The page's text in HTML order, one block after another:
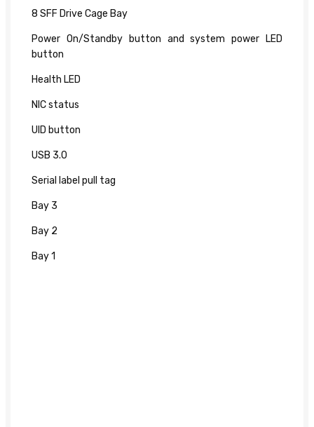
8 SFF Drive Cage Bay
Power On/Standby button and system power LED
button
Health LED
NIC status
UID button
USB 3.0
Serial label pull tag
Bay 3
Bay 2
Bay 1